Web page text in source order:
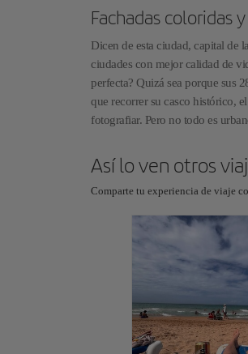
Fachadas coloridas
Dicen de esta ciudad, capital de
ciudades con mejor calidad de
perfecta? Quizá sea porque sus
que recorrer su casco histórico,
fotografiar. Pero no todo es
Así lo ven otros
Comparte tu experiencia de viaje